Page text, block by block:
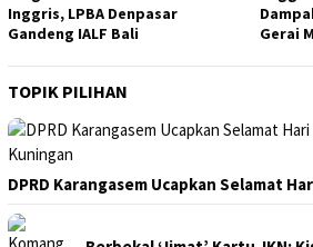
Inggris, LPBA Denpasar
Gandeng IALF Bali
Gerai
TOPIK PILIHAN
DPRD Karangasem Ucapkan Selamat